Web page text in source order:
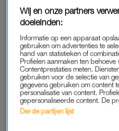
Krijg
artikelen
Lees
Geniet van
lekkere
Wij en onze partners
doeleinden:
Informatie op een apparaat
gebruiken om advertenties te
hand van statistieken of
Profielen aanmaken ten
Contentprestaties meten.
gebruiken voor de selectie van
gegevens gebruiken om content
personalisatie van content.
gepersonaliseerde content. De
Derde partijen lijst